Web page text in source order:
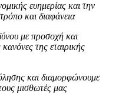
ευημερίας και την
και διαφάνεια
με προσοχή και
της εταιρικής
και διαμορφώνουμε
μισθωτές μας